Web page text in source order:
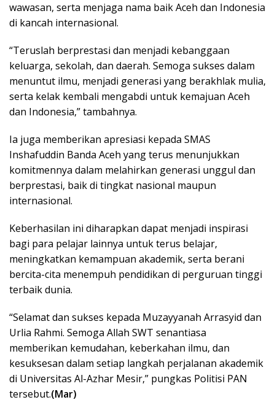
wawasan, serta menjaga nama baik Aceh dan Indonesia
di kancah internasional.
“Teruslah berprestasi dan menjadi kebanggaan
keluarga, sekolah, dan daerah. Semoga sukses dalam
menuntut ilmu, menjadi generasi yang berakhlak mulia,
serta kelak kembali mengabdi untuk kemajuan Aceh
dan Indonesia,” tambahnya.
Ia juga memberikan apresiasi kepada SMAS
Inshafuddin Banda Aceh yang terus menunjukkan
komitmennya dalam melahirkan generasi unggul dan
berprestasi, baik di tingkat nasional maupun
internasional.
Keberhasilan ini diharapkan dapat menjadi inspirasi
bagi para pelajar lainnya untuk terus belajar,
meningkatkan kemampuan akademik, serta berani
bercita-cita menempuh pendidikan di perguruan tinggi
terbaik dunia.
“Selamat dan sukses kepada Muzayyanah Arrasyid dan
Urlia Rahmi. Semoga Allah SWT senantiasa
memberikan kemudahan, keberkahan ilmu, dan
kesuksesan dalam setiap langkah perjalanan akademik
di Universitas Al-Azhar Mesir,” pungkas Politisi PAN
tersebut.(Mar)